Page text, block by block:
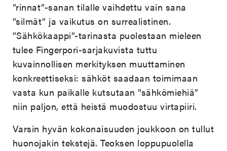
”rinnat”-sanan tilalle vaihdettu vain sana
”silmät” ja vaikutus on surrealistinen.
”Sähkökaappi”-tarinasta puolestaan mieleen
tulee Fingerpori-sarjakuvista tuttu
kuvainnollisen merkityksen muuttaminen
konkreettiseksi: sähköt saadaan toimimaan
vasta kun paikalle kutsutaan ”sähkömiehiä”
niin paljon, että heistä muodostuu virtapiiri.
Varsin hyvän kokonaisuuden joukkoon on tullut
huonojakin tekstejä. Teoksen loppupuolella